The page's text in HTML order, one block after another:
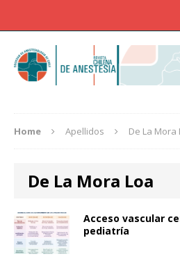
Home Apellidos De La Mora
De La Mora Loa
Acceso vascular
pediatría